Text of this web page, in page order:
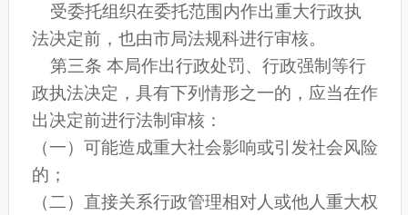
受委托组织在委托范围内作出重大行政执
法决定前，也由市局法规科进行审核。
第三条 本局作出行政处罚、行政强制等行
政执法决定，具有下列情形之一的，应当在作
出决定前进行法制审核：
（一）可能造成重大社会影响或引发社会风险
的；
（二）直接关系行政管理相对人或他人重大权